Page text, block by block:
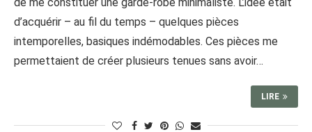
d’acquérir – au fil du temps – quelques pièces
intemporelles, basiques indémodables. Ces pièces me
permettaient de créer plusieurs tenues sans avoir…
LIRE